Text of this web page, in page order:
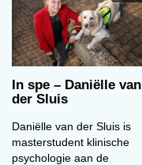
In spe – Daniëlle van
der Sluis
Daniëlle van der Sluis is
masterstudent klinische
psychologie aan de